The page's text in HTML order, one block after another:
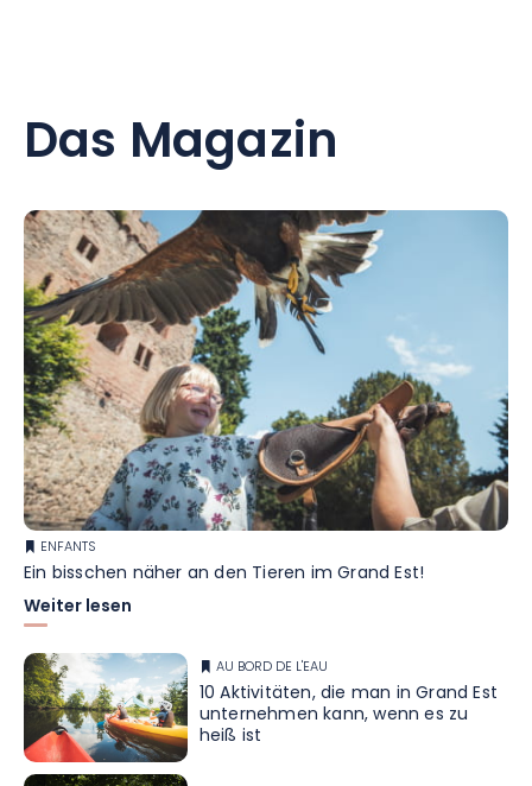
Das Magazin
ENFANTS
Ein bisschen näher an den Tieren im Grand Est!
Weiter lesen
AU BORD DE L'EAU
10 Aktivitäten, die man in Grand Est
unternehmen kann, wenn es zu
heiß ist